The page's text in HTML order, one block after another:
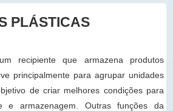
PLÁSTICAS
recipiente que armazena produtos
principalmente para agrupar unidades
de criar melhores condições para
e armazenagem. Outras funções da